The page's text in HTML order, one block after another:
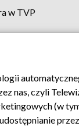
w TVP
Moje zgody
nas, czyli
(w